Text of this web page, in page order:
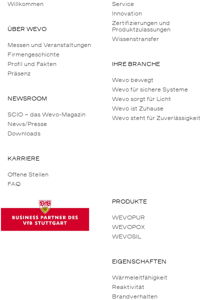
Willkommen
ÜBER WEVO
Messen und Veranstaltungen
Firmengeschichte
Profil und Fakten
Präsenz
NEWSROOM
SCIO – das Wevo-Magazin
News/Presse
Downloads
KARRIERE
Offene Stellen
FAQ
Service
Innovation
Zertifizierungen und
Produktzulassungen
Wissenstransfer
IHRE BRANCHE
Wevo bewegt
Wevo für sichere Systeme
Wevo sorgt für Licht
Wevo ist Zuhause
Wevo steht für Zuverlässigkeit
PRODUKTE
WEVOPUR
WEVOPOX
WEVOSIL
EIGENSCHAFTEN
Wärmeleitfähigkeit
Reaktivität
Brandverhalten